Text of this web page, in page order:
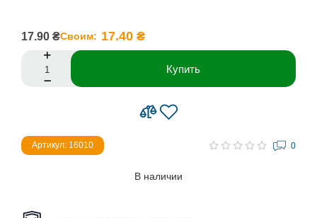
17.90 ₴Своим: 17.40 ₴
Купить
Артикул: 16010 0
В наличии